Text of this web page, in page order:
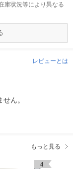
庫状況等により異なる
レビューとは
ん。
もっと見る
4